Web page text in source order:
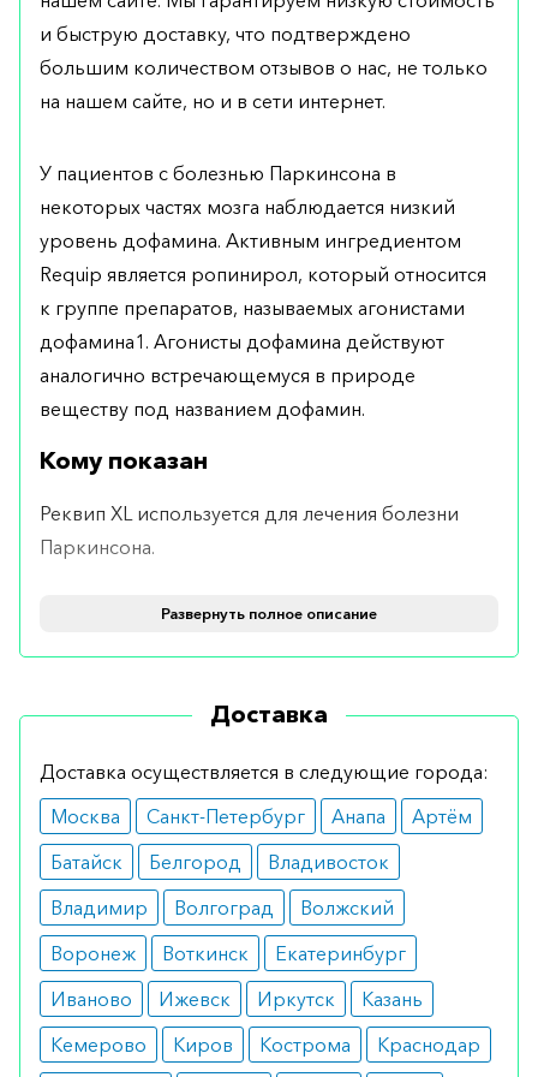
и быструю доставку, что подтверждено
большим количеством отзывов о нас, не только
на нашем сайте, но и в сети интернет.
У пациентов с болезнью Паркинсона в
некоторых частях мозга наблюдается низкий
уровень дофамина. Активным ингредиентом
Requip является ропинирол, который относится
к группе препаратов, называемых агонистами
дофамина1. Агонисты дофамина действуют
аналогично встречающемуся в природе
веществу под названием дофамин.
Кому показан
Реквип XL используется для лечения болезни
Паркинсона.
Основные ограничения:
непереносимость составляющих веществ
препарата;
Как принимать
Реквип можно использовать отдельно для
лечения симптомов болезни Паркинсона или в
сочетании с другим лекарством, называемым L-
допа.
Общие правила применения:
может потребоваться время, чтобы найти
Развернуть полное описание
Доставка
Доставка осуществляется в следующие города:
Москва
Санкт-Петербург Анапа
Артём
Батайск
Белгород
Владивосток
Владимир
Волгоград
Волжский
Воронеж
Воткинск
Екатеринбург
Иваново
Ижевск Иркутск
Казань
Кемерово
Киров Кострома
Краснодар